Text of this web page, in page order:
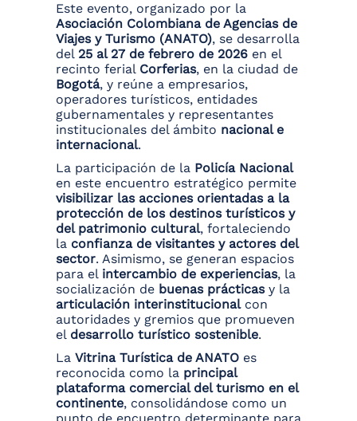
Este evento, organizado por la
Asociación Colombiana de Agencias de
Viajes y Turismo (ANATO), se desarrolla
del 25 al 27 de febrero de 2026 en el
recinto ferial Corferias, en la ciudad de
Bogotá, y reúne a empresarios,
operadores turísticos, entidades
gubernamentales y representantes
institucionales del ámbito nacional e
internacional.
La participación de la Policía Nacional
en este encuentro estratégico permite
visibilizar las acciones orientadas a la
protección de los destinos turísticos y
del patrimonio cultural, fortaleciendo
la confianza de visitantes y actores del
sector. Asimismo, se generan espacios
para el intercambio de experiencias, la
socialización de buenas prácticasy la
articulación interinstitucionalcon
autoridades y gremios que promueven
el desarrollo turístico sostenible.
La Vitrina Turística de ANATO es
reconocida como la principal
plataforma comercial del turismo en el
continente, consolidándose como un